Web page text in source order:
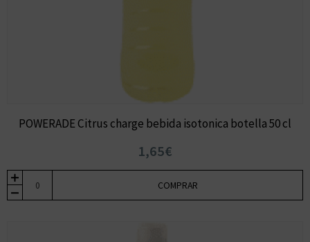
POWERADE Citrus charge bebida isotonica botella 50 cl
1,65€
COMPRAR